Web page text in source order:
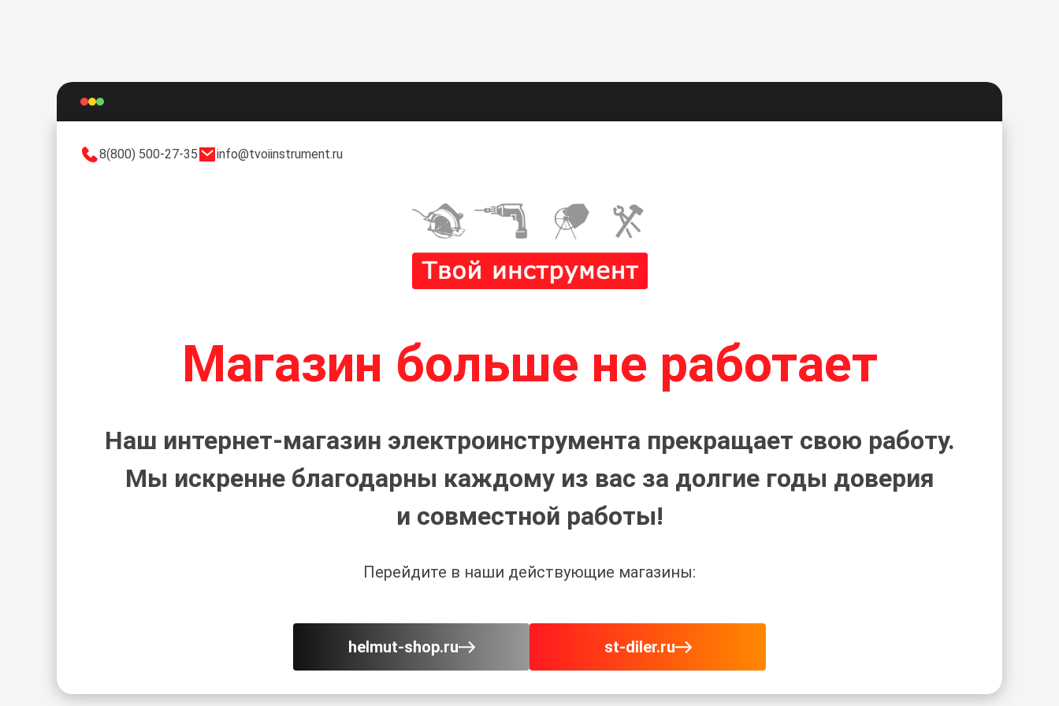
8(800) 500-27-35 info@tvoiinstrument.ru
Магазин больше не работает
Наш интернет-магазин электроинструмента прекращает свою работу.
Мы искренне благодарны каждому из вас за долгие годы доверия
и совместной работы!
Перейдите в наши действующие магазины:
helmut-shop.ru st-diler.ru